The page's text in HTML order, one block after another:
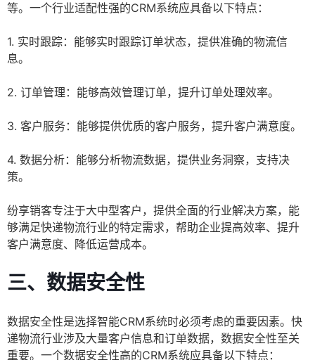
等。一个行业适配性强的CRM系统应具备以下特点：
1. 实时跟踪：能够实时跟踪订单状态，提供准确的物流信
息。
2. 订单管理：能够高效管理订单，提升订单处理效率。
3. 客户服务：能够提供优质的客户服务，提升客户满意度。
4. 数据分析：能够分析物流数据，提供业务洞察，支持决
策。
纷享销客专注于大中型客户，提供全面的行业解决方案，能
够满足快递物流行业的特定需求，帮助企业提高效率、提升
客户满意度、降低运营成本。
三、数据安全性
数据安全性是选择智能CRM系统时必须考虑的重要因素。快
递物流行业涉及大量客户信息和订单数据，数据安全性至关
重要。一个数据安全性高的CRM系统应具备以下特点：